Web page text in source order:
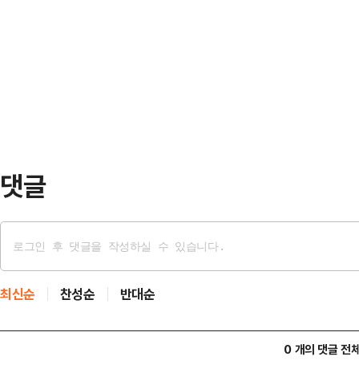
댓글
최신순 찬성순 반대순
0 개의 댓글 전